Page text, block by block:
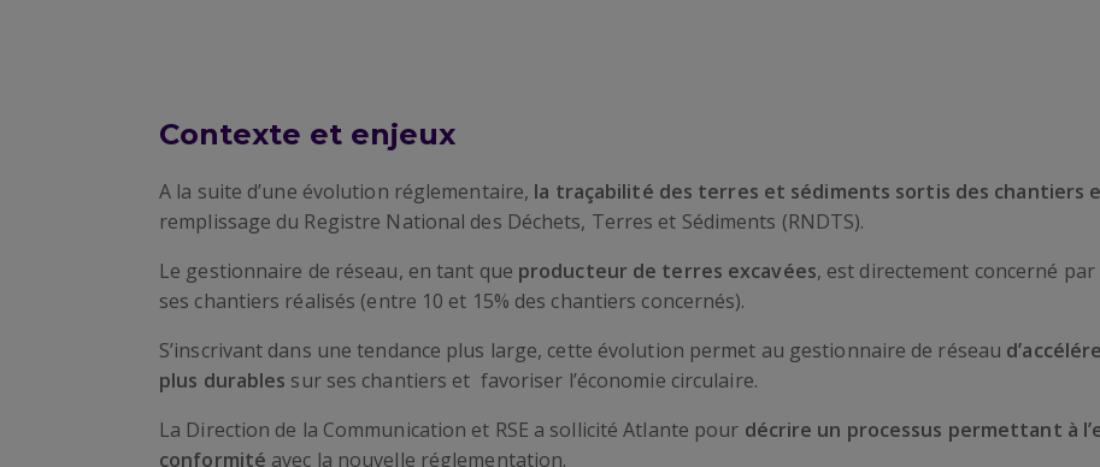
Contexte et enjeux
A la suite d’une évolution réglementaire, la traçabilité des terres et sédiments sortis des chantiers
remplissage du Registre National des Déchets, Terres et Sédiments (RNDTS).
Le gestionnaire de réseau, en tant que producteur de terres excavées, est directement concerné
ses chantiers réalisés (entre 10 et 15% des chantiers concernés).
S’inscrivant dans une tendance plus large, cette évolution permet au gestionnaire de réseau
plus durables sur ses chantiers et favoriser l’économie circulaire.
La Direction de la Communication et RSE a sollicité Atlante pour décrire un processus permettant à
conformité avec la nouvelle réglementation.